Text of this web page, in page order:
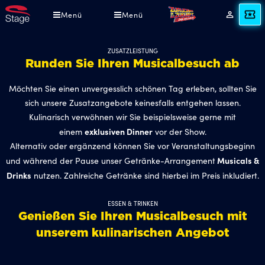
Direkt
zum
Menü Menü
Mein
Konto
Angebot
ZUSATZLEISTUNG
Runden Sie Ihren Musicalbesuch ab
Möchten Sie einen unvergesslich schönen Tag erleben, sollten Sie
sich unsere Zusatzangebote keinesfalls entgehen lassen.
Kulinarisch verwöhnen wir Sie beispielsweise gerne mit
einem exklusiven Dinnervor der Show.
Alternativ oder ergänzend können Sie vor Veranstaltungsbeginn
und während der Pause unser Getränke-ArrangementMusicals &
Drinks nutzen. Zahlreiche Getränke sind hierbei im Preis inkludiert.
ESSEN & TRINKEN
Genießen Sie Ihren Musicalbesuch mit
unserem kulinarischen Angebot